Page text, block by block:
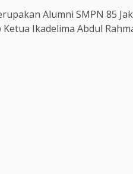
Alumni SMPN 85
Ikadelima Abdul